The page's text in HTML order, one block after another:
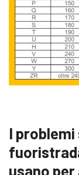
I
usano per